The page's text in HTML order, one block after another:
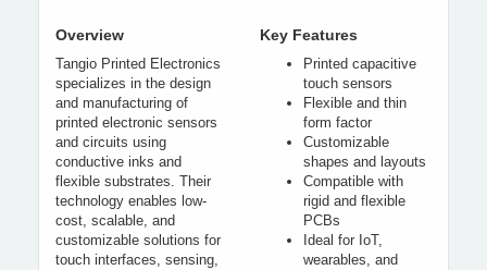
Overview
Tangio Printed Electronics
specializes in the design
and manufacturing of
printed electronic sensors
and circuits using
conductive inks and
flexible substrates. Their
technology enables low-
cost, scalable, and
customizable solutions for
touch interfaces, sensing,
Key Features
Printed capacitive
touch sensors
Flexible and thin
form factor
Customizable
shapes and layouts
Compatible with
rigid and flexible
PCBs
Ideal for IoT,
wearables, and